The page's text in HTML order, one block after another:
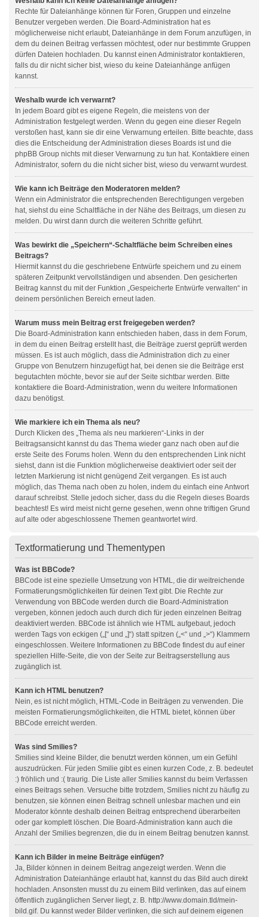
Rechte für Dateianhänge können für Foren, Gruppen und einzelne
Benutzer vergeben werden. Die Board-Administration hat es
möglicherweise nicht erlaubt, Dateianhänge in dem Forum anzufügen, in
dem du deinen Beitrag verfassen möchtest, oder nur bestimmte Gruppen
dürfen Dateien hochladen. Du kannst einen Administrator kontaktieren,
falls du dir nicht sicher bist, wieso du keine Dateianhänge anfügen
kannst.
Weshalb wurde ich verwarnt?
In jedem Board gibt es eigene Regeln, die meistens von der
Administration festgelegt werden. Wenn du gegen eine dieser Regeln
verstoßen hast, kann sie dir eine Verwarnung erteilen. Bitte beachte, dass
dies die Entscheidung der Administration dieses Boards ist und die
phpBB Group nichts mit dieser Verwarnung zu tun hat. Kontaktiere einen
Administrator, sofern du die nicht sicher bist, wieso du verwarnt wurdest.
Wie kann ich Beiträge den Moderatoren melden?
Wenn ein Administrator die entsprechenden Berechtigungen vergeben
hat, siehst du eine Schaltfläche in der Nähe des Beitrags, um diesen zu
melden. Du wirst dann durch die weiteren Schritte geführt.
Was bewirkt die „Speichern“-Schaltfläche beim Schreiben eines
Beitrags?
Hiermit kannst du die geschriebene Entwürfe speichern und zu einem
späteren Zeitpunkt vervollständigen und absenden. Den gesicherten
Beitrag kannst du mit der Funktion „Gespeicherte Entwürfe verwalten“ in
deinem persönlichen Bereich erneut laden.
Warum muss mein Beitrag erst freigegeben werden?
Die Board-Administration kann entschieden haben, dass in dem Forum,
in dem du einen Beitrag erstellt hast, die Beiträge zuerst geprüft werden
müssen. Es ist auch möglich, dass die Administration dich zu einer
Gruppe von Benutzern hinzugefügt hat, bei denen sie die Beiträge erst
begutachten möchte, bevor sie auf der Seite sichtbar werden. Bitte
kontaktiere die Board-Administration, wenn du weitere Informationen
dazu benötigst.
Wie markiere ich ein Thema als neu?
Durch Klicken des „Thema als neu markieren“-Links in der
Beitragsansicht kannst du das Thema wieder ganz nach oben auf die
erste Seite des Forums holen. Wenn du den entsprechenden Link nicht
siehst, dann ist die Funktion möglicherweise deaktiviert oder seit der
letzten Markierung ist nicht genügend Zeit vergangen. Es ist auch
möglich, das Thema nach oben zu holen, indem du einfach eine Antwort
darauf schreibst. Stelle jedoch sicher, dass du die Regeln dieses Boards
beachtest! Es wird meist nicht gerne gesehen, wenn ohne triftigen Grund
auf alte oder abgeschlossene Themen geantwortet wird.
Textformatierung und Thementypen
Was ist BBCode?
BBCode ist eine spezielle Umsetzung von HTML, die dir weitreichende
Formatierungsmöglichkeiten für deinen Text gibt. Die Rechte zur
Verwendung von BBCode werden durch die Board-Administration
vergeben, können jedoch auch durch dich für jeden einzelnen Beitrag
deaktiviert werden. BBCode ist ähnlich wie HTML aufgebaut, jedoch
werden Tags von eckigen („[“ und „]“) statt spitzen („<“ und „>“) Klammern
eingeschlossen. Weitere Informationen zu BBCode findest du auf einer
speziellen Hilfe-Seite, die von der Seite zur Beitragserstellung aus
zugänglich ist.
Kann ich HTML benutzen?
Nein, es ist nicht möglich, HTML-Code in Beiträgen zu verwenden. Die
meisten Formatierungsmöglichkeiten, die HTML bietet, können über
BBCode erreicht werden.
Was sind Smilies?
Smilies sind kleine Bilder, die benutzt werden können, um ein Gefühl
auszudrücken. Für jeden Smilie gibt es einen kurzen Code, z. B. bedeutet
:) fröhlich und :( traurig. Die Liste aller Smilies kannst du beim Verfassen
eines Beitrags sehen. Versuche bitte trotzdem, Smilies nicht zu häufig zu
benutzen, sie können einen Beitrag schnell unlesbar machen und ein
Moderator könnte deshalb deinen Beitrag entsprechend überarbeiten
oder gar komplett löschen. Die Board-Administration kann auch die
Anzahl der Smilies begrenzen, die du in einem Beitrag benutzen kannst.
Kann ich Bilder in meine Beiträge einfügen?
Ja, Bilder können in deinem Beitrag angezeigt werden. Wenn die
Administration Dateianhänge erlaubt hat, kannst du das Bild auch direkt
hochladen. Ansonsten musst du zu einem Bild verlinken, das auf einem
öffentlich zugänglichen Server liegt, z. B. http://www.domain.tld/mein-
bild.gif. Du kannst weder Bilder verlinken, die sich auf deinem eigenen